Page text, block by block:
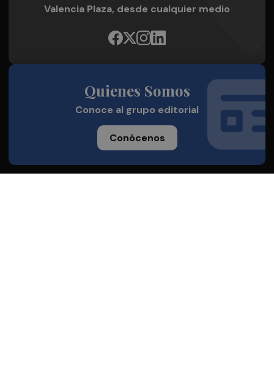
Valencia Plaza, desde cualquier medio
Quienes Somos
Conoce al grupo editorial
Conócenos